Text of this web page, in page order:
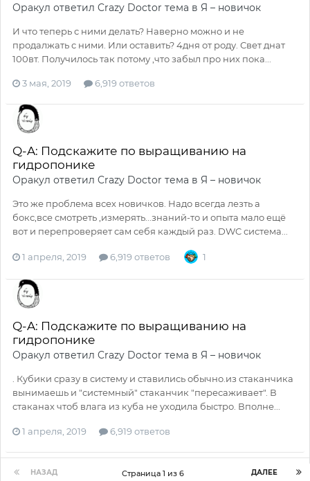
Оракул ответил Crazy Doctor тема в Я – новичок
И что теперь с ними делать? Наверно можно и не
продалжать с ними. Или оставить? 4дня от роду. Свет днат
100вт. Получилось так потому ,что забыл про них пока...
3 мая, 2019 6,919 ответов
Q-A: Подскажите по выращиванию на
гидропонике
Оракул ответил Crazy Doctor тема в Я – новичок
Это же проблема всех новичков. Надо всегда лезть а
бокс,все смотреть ,измерять...знаний-то и опыта мало ещё
вот и перепроверяет сам себя каждый раз. DWC система...
1 апреля, 2019 6,919 ответов 1
Q-A: Подскажите по выращиванию на
гидропонике
Оракул ответил Crazy Doctor тема в Я – новичок
. Кубики сразу в систему и ставились обычно.из стаканчика
вынимаешь и "системный" стаканчик "пересаживает". В
стаканах чтоб влага из куба не уходила быстро. Вполне...
1 апреля, 2019 6,919 ответов
НАЗАД ДАЛЕЕ
Страница 1 из 6